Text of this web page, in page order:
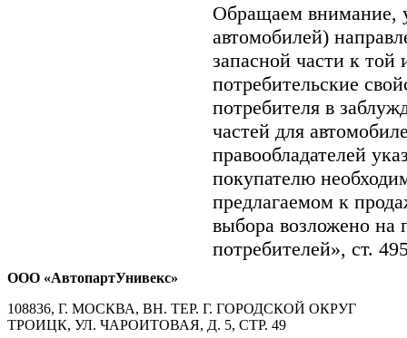
Обращаем
автомобилей)
запасной части к той
потребительские
потребителя в
частей для
правообладателей
покупателю
предлагаемом к
выбора возложено на
потребителей», ст.
ООО «АвтопартУнивекс»
108836, Г. МОСКВА, ВН. ТЕР. Г. ГОРОДСКОЙ ОКРУГ
ТРОИЦК, УЛ. ЧАРОИТОВАЯ, Д. 5, СТР. 49